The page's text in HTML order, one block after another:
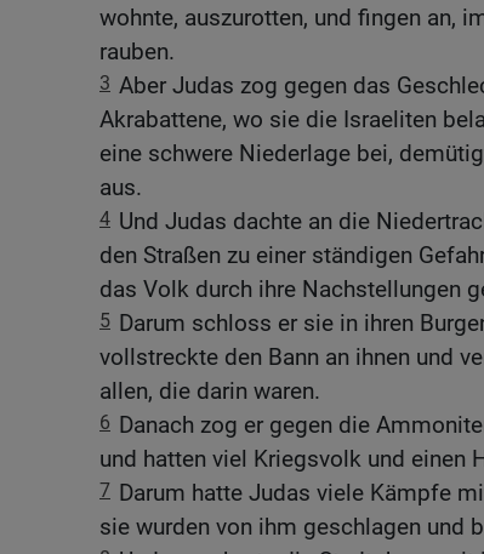
wohnte, auszurotten, und fingen an,
rauben.
3 Aber Judas zog gegen das
Akrabattene, wo sie die Israeliten
eine schwere Niederlage bei,
aus.
4 Und Judas dachte an die
den Straßen zu einer ständigen
das Volk durch ihre Nachstellungen
5 Darum schloss er sie in ihren
vollstreckte den Bann an ihnen und
allen, die darin waren.
6 Danach zog er gegen die
und hatten viel Kriegsvolk und einen
7 Darum hatte Judas viele Kämpfe
sie wurden von ihm geschlagen und